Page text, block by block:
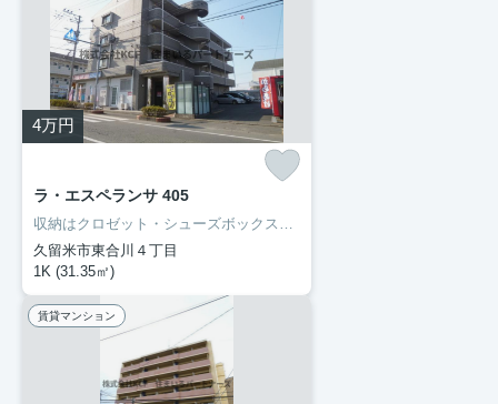
4万円
ラ・エスペランサ 405
収納はクロゼット・シューズボックスなど豊富なので、広々と空間を利用することも可能です。洗面化粧台を採用しているので、歯ブラシやドライヤーなどをまとめて収納できます。セキュリティ面は、TVインターホン・オートロックなどを設置しているので安全面でも優れております。当社では久大本線久留米大学前周辺の賃貸情報を数多く取り扱っております。引っ越しを検討しているなら、お気軽にご連絡ください。
久留米市東合川４丁目
1K (31.35㎡)
賃貸マンション